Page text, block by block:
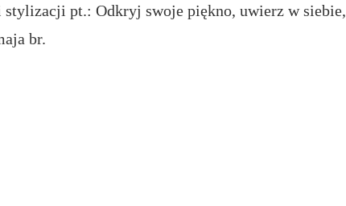
stylizacji pt.: Odkryj swoje piękno, uwierz w siebie,
br.